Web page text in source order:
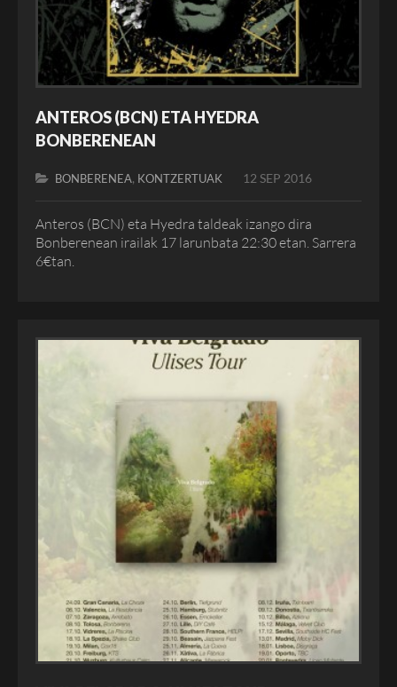
ANTEROS (BCN) ETA HYEDRA
BONBERENEAN
BONBERENEA, KONTZERTUAK 12 SEP 2016
Anteros (BCN) eta Hyedra taldeak izango dira
Bonberenean irailak 17 larunbata 22:30 etan. Sarrera
6€tan.